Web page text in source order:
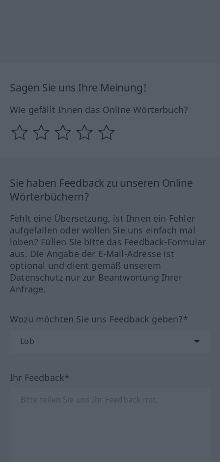
Sagen Sie uns Ihre Meinung!
Wie gefällt Ihnen das Online Wörterbuch?
Sie haben Feedback zu unseren Online
Wörterbüchern?
Fehlt eine Übersetzung, ist Ihnen ein Fehler
aufgefallen oder wollen Sie uns einfach mal
loben? Füllen Sie bitte das Feedback-Formular
aus. Die Angabe der E-Mail-Adresse ist
optional und dient gemäß unserem
Datenschutz nur zur Beantwortung Ihrer
Anfrage.
Wozu möchten Sie uns Feedback geben?*
Ihr Feedback*